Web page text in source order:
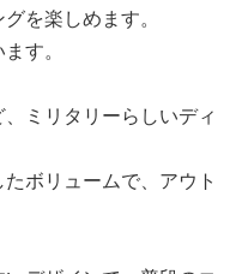
を楽しめます。
す。
ミリタリーらしいディ
ボリュームで、アウト